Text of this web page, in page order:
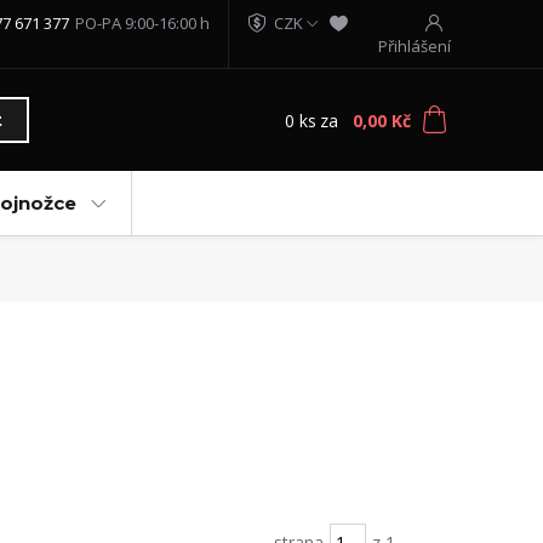
CZK
Přihlášení
671 377 PO-PA 9:00-16:00 h
0 ks za 0,00 Kč